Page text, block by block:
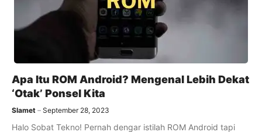
Apa Itu ROM Android? Mengenal Lebih Dekat
‘Otak’ Ponsel Kita
Slamet September 28, 2023
Halo Sobat Tekno! Pernah dengar istilah ROM Android tapi